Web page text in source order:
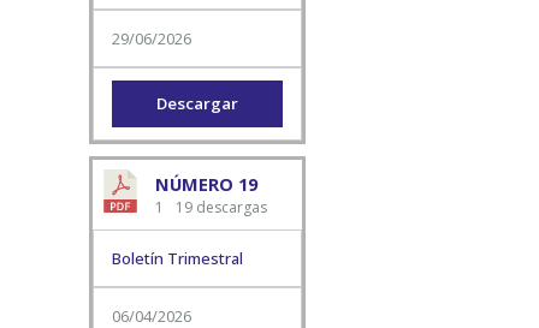
29/06/2026
Descargar
NÚMERO 19
1 19 descargas
Boletín Trimestral
06/04/2026